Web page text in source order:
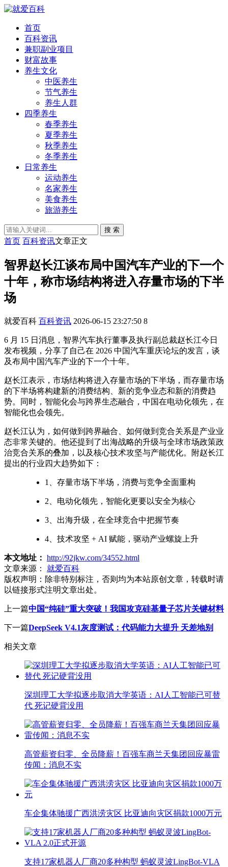
首页
百科资讯
兼职副业项目
财富故事
养生文化
中医养生
节气养生
养生人群
四季养生
春季养生
夏季养生
秋季养生
冬季养生
日常养生
运动养生
名家养生
美食养生
旅游养生
搜 索
首页 百科资讯文章正文
智界赵长江谈布局中国汽车产业的下一个
十年，称市场结构将进入存量市场的下半
场
就爱百科 百科资讯 2026-06-15 23:27:50 8
6 月 15 日消息，智界汽车执行董事及执行副总裁赵长江今日
发布视频，分享了自己在 2026 中国汽车重庆论坛的发言，谈
及布局中国汽车产业的下一个十年。
赵长江表示，市场结构将进入存量市场的下半场，而存量市场
的下半场将构建新的消费结构、新的竞争业态和新的消费趋
势。同时，智能化会与跨界生态融合，中国在电动化领先，在
智能化也会领先。
赵长江认为，如何做到跨界融合、如何做到竞合关系是产业业
态非常关键的。他还提到了出海战略的升级与全球市场政策政
治竞合关系的叠加，以及核心技术攻坚与产能优化。附赵长江
提出的行业四大趋势如下：
1、存量市场下半场，消费与竞争全面重构
2、电动化领先，智能化更要以安全为核心
3、出海升级，在全球竞合中把握节奏
4、技术攻坚 + AI 赋能，驱动产业螺旋上升
本文地址： http://92jkw.com/34552.html
文章来源：
就爱百科
版权声明： 除非特别标注，否则均为本站原创文章，转载时请
以链接形式注明文章出处。
上一篇中国“纯硅”重大突破！我国攻克硅基量子芯片关键材料
下一篇DeepSeek V4.1灰度测试：代码能力大提升 天差地别
相关文章
深圳理工大学拟逐步取消大学英语：AI人工智能已可替
代 死记硬背没用
高管薪资归零、全员降薪！百强车商兰天集团回应暴雷
传闻：消息不实
车企集体驰援广西洪涝灾区 比亚迪向灾区捐款1000万元
支持17家机器人厂商20多种构型 蚂蚁灵波LingBot-VLA